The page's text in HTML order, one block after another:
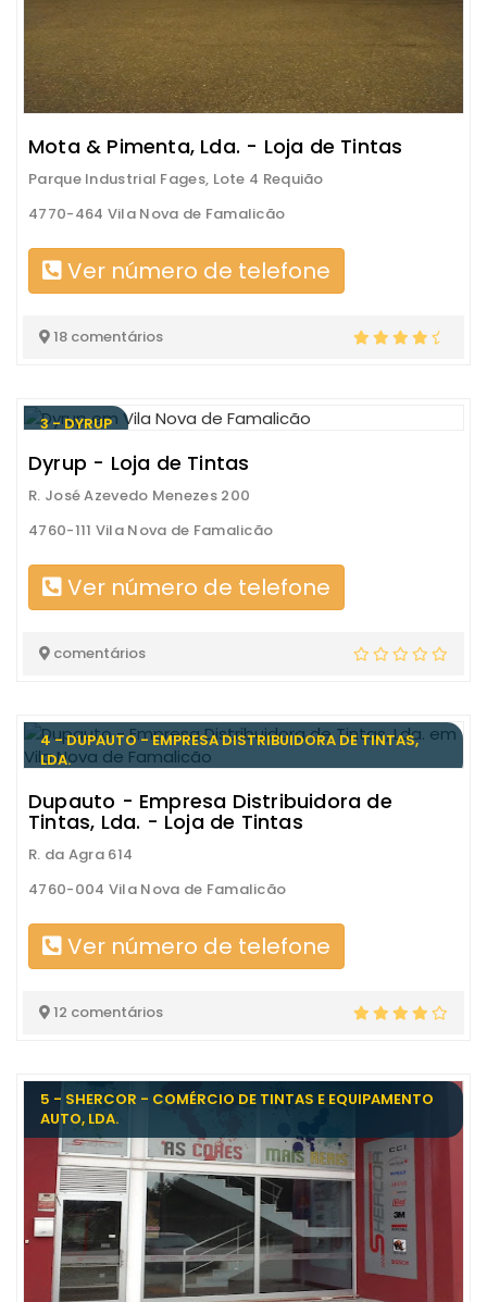
Mota & Pimenta, Lda. - Loja de Tintas
Parque Industrial Fages, Lote 4 Requião
4770-464 Vila Nova de Famalicão
Ver número de telefone
18 comentários
3 - DYRUP
Dyrup - Loja de Tintas
R. José Azevedo Menezes 200
4760-111 Vila Nova de Famalicão
Ver número de telefone
comentários
4 - DUPAUTO - EMPRESA DISTRIBUIDORA DE TINTAS,
LDA.
Dupauto - Empresa Distribuidora de
Tintas, Lda. - Loja de Tintas
R. da Agra 614
4760-004 Vila Nova de Famalicão
Ver número de telefone
12 comentários
5 - SHERCOR - COMÉRCIO DE TINTAS E EQUIPAMENTO
AUTO, LDA.